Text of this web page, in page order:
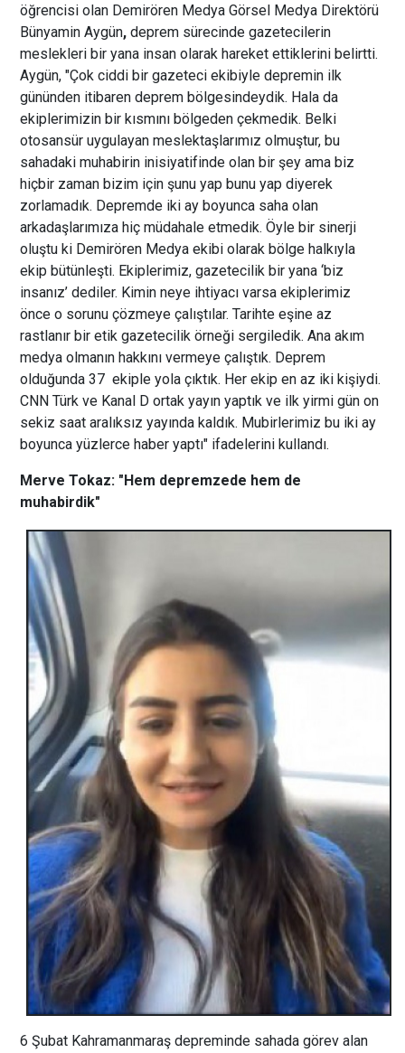
öğrencisi olan Demirören Medya Görsel Medya Direktörü
Bünyamin Aygün, deprem sürecinde gazetecilerin
meslekleri bir yana insan olarak hareket ettiklerini belirtti.
Aygün, "Çok ciddi bir gazeteci ekibiyle depremin ilk
gününden itibaren deprem bölgesindeydik. Hala da
ekiplerimizin bir kısmını bölgeden çekmedik. Belki
otosansür uygulayan meslektaşlarımız olmuştur, bu
sahadaki muhabirin inisiyatifinde olan bir şey ama biz
hiçbir zaman bizim için şunu yap bunu yap diyerek
zorlamadık. Depremde iki ay boyunca saha olan
arkadaşlarımıza hiç müdahale etmedik. Öyle bir sinerji
oluştu ki Demirören Medya ekibi olarak bölge halkıyla
ekip bütünleşti. Ekiplerimiz, gazetecilik bir yana ‘biz
insanız’ dediler. Kimin neye ihtiyacı varsa ekiplerimiz
önce o sorunu çözmeye çalıştılar. Tarihte eşine az
rastlanır bir etik gazetecilik örneği sergiledik. Ana akım
medya olmanın hakkını vermeye çalıştık. Deprem
olduğunda 37 ekiple yola çıktık. Her ekip en az iki kişiydi.
CNN Türk ve Kanal D ortak yayın yaptık ve ilk yirmi gün on
sekiz saat aralıksız yayında kaldık. Mubirlerimiz bu iki ay
boyunca yüzlerce haber yaptı" ifadelerini kullandı.
Merve Tokaz: "Hem depremzede hem de
muhabirdik"
6 Şubat Kahramanmaraş depreminde sahada görev alan